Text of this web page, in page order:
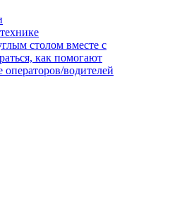
столом вместе с
как помогают
водителей